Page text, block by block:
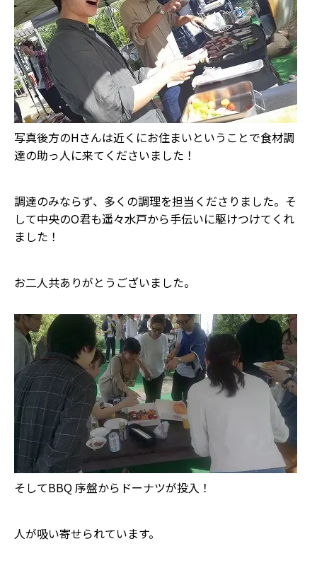
写真後方のHさんは近くにお住まいということで食材調
達の助っ人に来てくださいました！
調達のみならず、多くの調理を担当くださりました。そ
して中央のO君も遥々水戸から手伝いに駆けつけてくれ
ました！
お二人共ありがとうございました。
そしてBBQ 序盤からドーナツが投入！
人が吸い寄せられています。